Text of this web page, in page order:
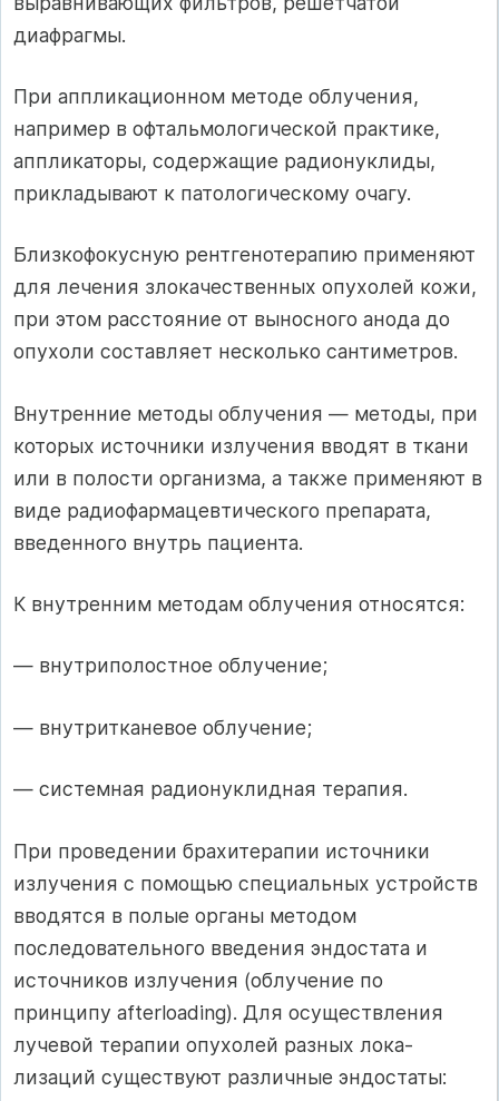
диафрагмы.
При аппликационном методе облучения,
например в офтальмологичес­кой практике,
аппликаторы, содержащие радионуклиды,
прикладывают к патологическому очагу.
Близкофокусную рентгенотерапию применяют
для лечения злокачест­венных опухолей кожи,
при этом расстояние от выносного анода до
опухо­ли составляет несколько сантиметров.
Внутренние методы облучения — методы, при
которых источники излуче­ния вводят в ткани
или в полости организма, а также применяют в
виде ра­диофармацевтического препарата,
введенного внутрь пациента.
К внутренним методам облучения относятся:
— внутриполостное облучение;
— внутритканевое облучение;
— системная радионуклидная терапия.
При проведении брахитерапии источники
излучения с помощью спе­циальных устройств
вводятся в полые органы методом
последовательно­го введения эндостата и
источников излучения (облучение по
принципу afterloading). Для осуществления
лучевой терапии опухолей разных лока­
лизаций существуют различные эндостаты: